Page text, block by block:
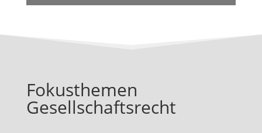
Fokusthemen
Gesellschaftsrecht